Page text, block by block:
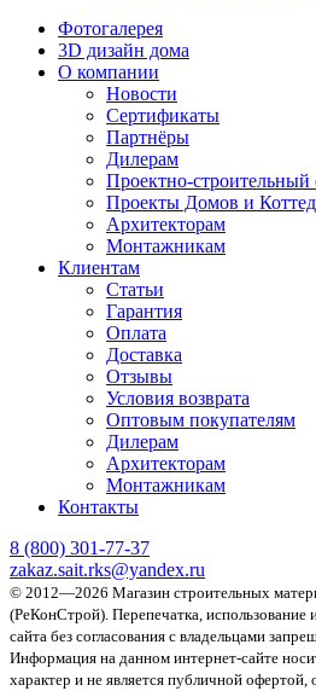
Фотогалерея
3D дизайн дома
О компании
Новости
Сертификаты
Партнёры
Дилерам
Проектно-
Проекты Домов и
Архитекторам
Монтажникам
Клиентам
Статьи
Гарантия
Оплата
Доставка
Отзывы
Условия возврата
Оптовым покупателям
Дилерам
Архитекторам
Монтажникам
Контакты
8 (800) 301-77-37
zakaz.sait.rks@yandex.ru
© 2012—2026 Магазин строительных
(РеКонСтрой). Перепечатка, использование
сайта без согласования с владельцами
Информация на данном интернет-сайте
характер и не является публичной